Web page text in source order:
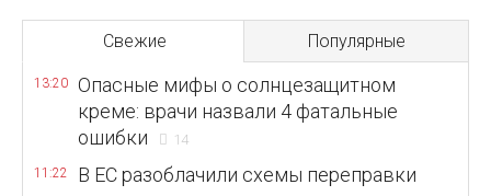
Свежие Популярные
13:20
Опасные мифы о солнцезащитном
креме: врачи назвали 4 фатальные
ошибки
14
11:22
В ЕС разоблачили схемы переправки